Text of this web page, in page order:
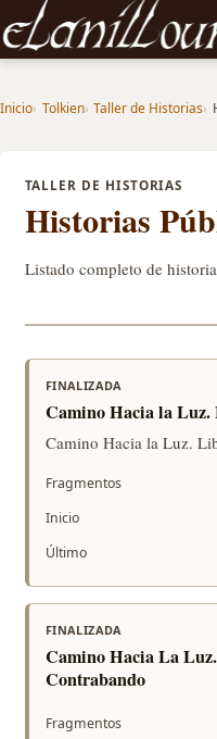
Noticias sobre Tolkien: El Señor de los
Inicio Tolkien Taller de Historias
TALLER DE HISTORIAS
Historias
Listado completo de
FINALIZADA
Camino Hacia la
Camino Hacia la Luz.
Fragmentos
Inicio
Último
FINALIZADA
Camino Hacia La
Contrabando
Fragmentos